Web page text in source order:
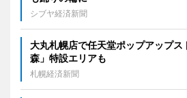
シブヤ経済新聞
大丸札幌店で任天堂ポップアップ
森」特設エリアも
札幌経済新聞